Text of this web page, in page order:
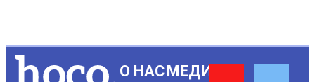
О НАСМЕДИА